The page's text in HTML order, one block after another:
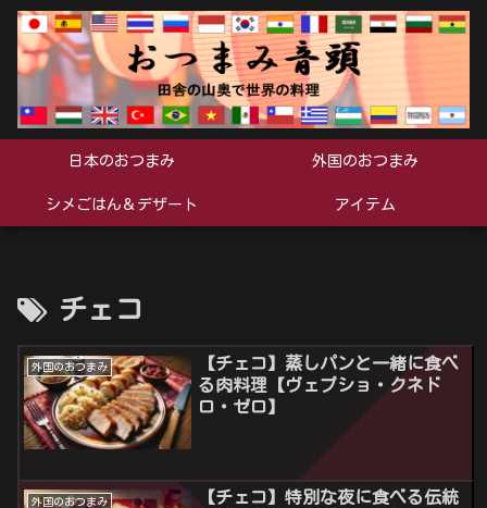
日本のおつまみ 外国のおつまみ
シメごはん＆デザート アイテム
チェコ
外国のおつまみ
【チェコ】蒸しパンと一緒に食べ
る肉料理【ヴェプショ・クネド
ロ・ゼロ】
外国のおつまみ
【チェコ】特別な夜に食べる伝統